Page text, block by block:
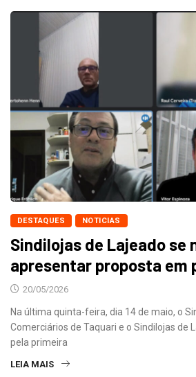
DESTAQUES NOTICIAS
Sindilojas de Lajeado se
apresentar proposta em
20/05/2026
Na última quinta-feira, dia 14 de maio, o
Comerciários de Taquari e o Sindilojas de
pela primeira
LEIA MAIS